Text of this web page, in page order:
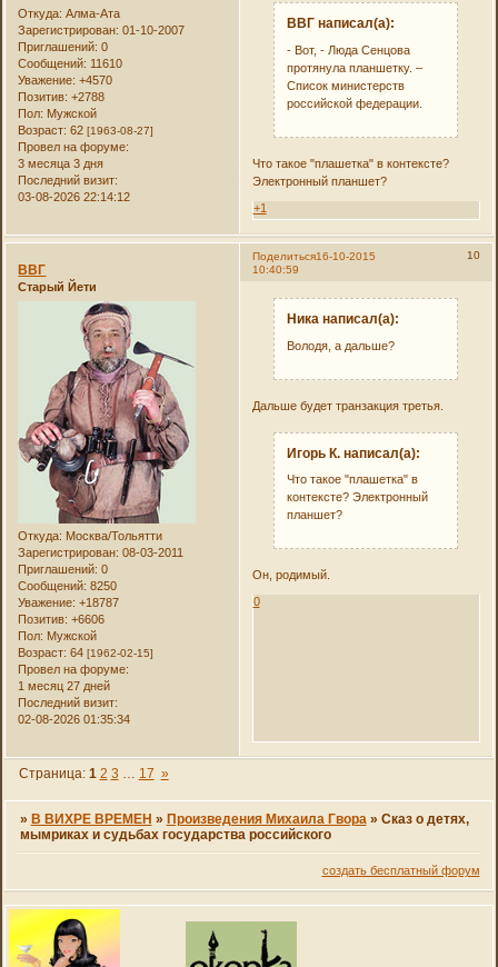
Откуда: Алма-Ата
Зарегистрирован: 01-10-2007
Приглашений: 0
Сообщений: 11610
Уважение: +4570
Позитив: +2788
Пол: Мужской
Возраст: 62[1963-08-27]
Провел на форуме:
3 месяца 3 дня
Последний визит:
03-08-2026 22:14:12
ВВГ написал(а):
- Вот, - Люда Сенцова
протянула планшетку. –
Список министерств
российской федерации.
Что такое "плашетка" в контексте?
Электронный планшет?
+1
Поделиться 10
16-10-2015
10:40:59
ВВГ
Старый Йети
Откуда: Москва/Тольятти
Зарегистрирован: 08-03-2011
Приглашений: 0
Сообщений: 8250
Уважение: +18787
Позитив: +6606
Пол: Мужской
Возраст: 64[1962-02-15]
Провел на форуме:
1 месяц 27 дней
Последний визит:
02-08-2026 01:35:34
Ника написал(а):
Володя, а дальше?
Дальше будет транзакция третья.
Игорь К. написал(а):
Что такое "плашетка" в
контексте? Электронный
планшет?
Он, родимый.
0
Страница: 1 2 3 17 »
» В ВИХРЕ ВРЕМЕН » Произведения Михаила Гвора » Сказ о детях,
мымриках и судьбах государства российского
создать бесплатный форум